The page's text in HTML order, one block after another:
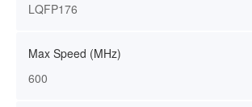
LQFP176
Max Speed (MHz)
600